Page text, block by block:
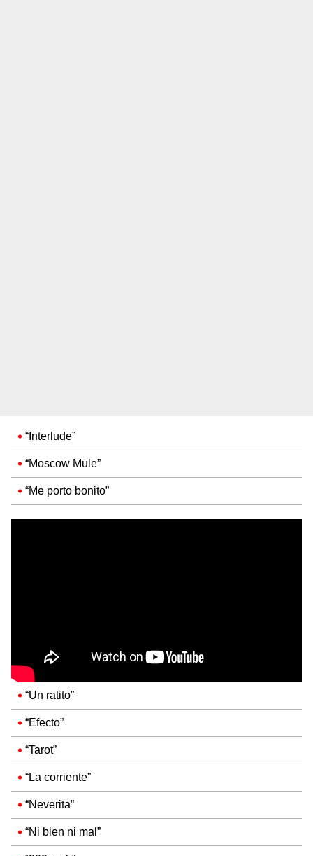
“Interlude”
“Moscow Mule”
“Me porto bonito”
“Un ratito”
“Efecto”
“Tarot”
“La corriente”
“Neverita”
“Ni bien ni mal”